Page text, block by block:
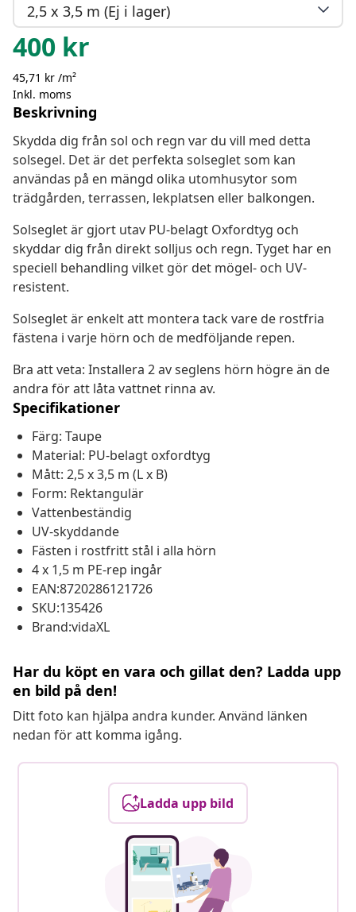
2,5 x 3,5 m (Ej i lager)
400 kr
45,71 kr /m²
Inkl. moms
Beskrivning
Skydda dig från sol och regn var du vill med detta
solsegel. Det är det perfekta solseglet som kan
användas på en mängd olika utomhusytor som
trädgården, terrassen, lekplatsen eller balkongen.
Solseglet är gjort utav PU-belagt Oxfordtyg och
skyddar dig från direkt solljus och regn. Tyget har en
speciell behandling vilket gör det mögel- och UV-
resistent.
Solseglet är enkelt att montera tack vare de rostfria
fästena i varje hörn och de medföljande repen.
Bra att veta: Installera 2 av seglens hörn högre än de
andra för att låta vattnet rinna av.
Specifikationer
Färg: Taupe
Material: PU-belagt oxfordtyg
Mått: 2,5 x 3,5 m (L x B)
Form: Rektangulär
Vattenbeständig
UV-skyddande
Fästen i rostfritt stål i alla hörn
4 x 1,5 m PE-rep ingår
EAN:8720286121726
SKU:135426
Brand:vidaXL
Har du köpt en vara och gillat den? Ladda upp
en bild på den!
Ditt foto kan hjälpa andra kunder. Använd länken
nedan för att komma igång.
Ladda upp bild